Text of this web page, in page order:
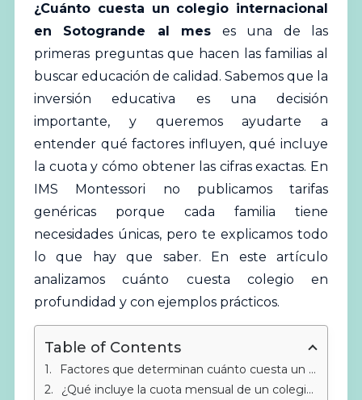
¿Cuánto cuesta un colegio internacional
en Sotogrande al mes es una de las
primeras preguntas que hacen las familias al
buscar educación de calidad. Sabemos que la
inversión educativa es una decisión
importante, y queremos ayudarte a
entender qué factores influyen, qué incluye
la cuota y cómo obtener las cifras exactas. En
IMS Montessori no publicamos tarifas
genéricas porque cada familia tiene
necesidades únicas, pero te explicamos todo
lo que hay que saber. En este artículo
analizamos cuánto cuesta colegio en
profundidad y con ejemplos prácticos.
Table of Contents
Factores que determinan cuánto cuesta un colegio internacional en Sotogrande al mes
¿Qué incluye la cuota mensual de un colegio internacional Montessori?